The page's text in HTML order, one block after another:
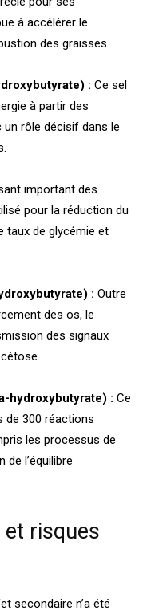
à accélérer le
des graisses.
: Ce sel
à partir des
rôle décisif dans le
important des
pour la réduction du
taux de glycémie et
: Outre
des os, le
des signaux
hydroxybutyrate) : Ce
de 300 réactions
les processus de
de l’équilibre
risques
secondaire n’a été